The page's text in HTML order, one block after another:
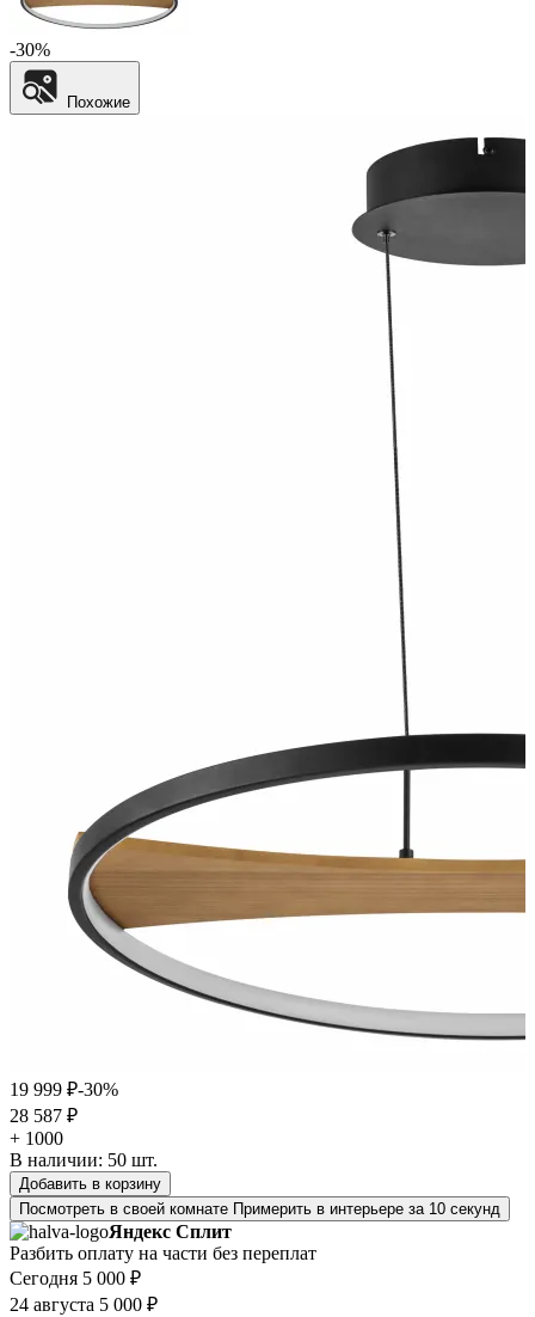
-30%
Похожие
19 999 ₽-30%
28 587 ₽
+ 1000
В наличии: 50 шт.
Добавить в корзину
Посмотреть в своей комнате Примерить в интерьере за 10 секунд
Яндекс Сплит
Разбить оплату на части без переплат
Сегодня 5 000 ₽
24 августа 5 000 ₽